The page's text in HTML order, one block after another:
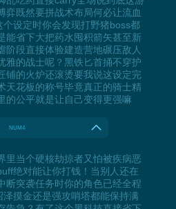
弈既然要拼战术布局何必让流血
设定时你会发现打野猪boss都
能省下大把药水囤积箭矢甚至新
阶段直接体验建造营地碾压敌人
雅的战士呢？黑铁匕首捅不穿护
铺的火炉还滚烫要我说这设定完
天花板的称号毕竟真正的骑士精
的公平就是让自己变得更强嘛
NUM4
里当个硬核劫掠者又怕被疾病恶
绝对能让你打钱！当别人还在
断突袭任务时你的角色已经全程
摸金还是强攻哨塔都能保持满